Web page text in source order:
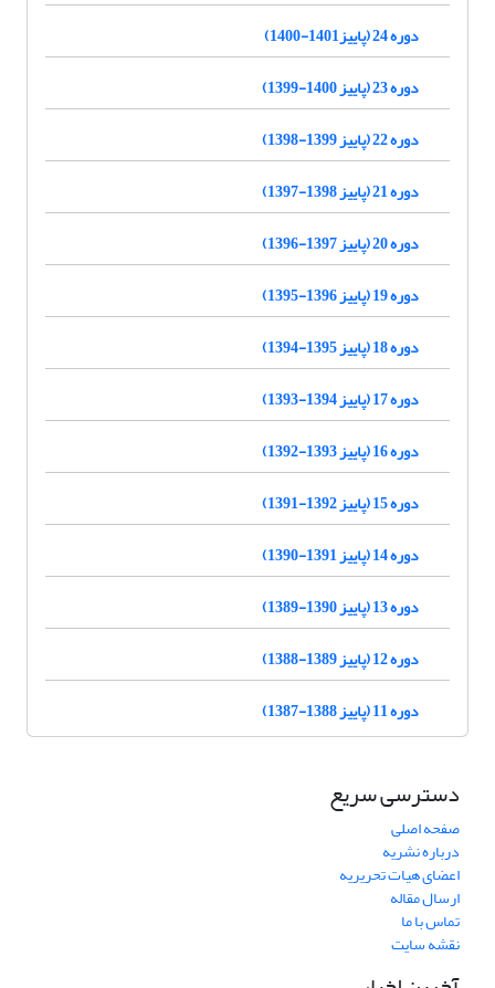
دوره 24 (پاییز1401-1400)
دوره 23 (پاییز 1400-1399)
دوره 22 (پاییز 1399-1398)
دوره 21 (پاییز 1398-1397)
دوره 20 (پاییز 1397-1396)
دوره 19 (پاییز 1396-1395)
دوره 18 (پاییز 1395-1394)
دوره 17 (پاییز 1394-1393)
دوره 16 (پاییز 1393-1392)
دوره 15 (پاییز 1392-1391)
دوره 14 (پاییز 1391-1390)
دوره 13 (پاییز 1390-1389)
دوره 12 (پاییز 1389-1388)
دوره 11 (پاییز 1388-1387)
دسترسی سریع
صفحه اصلی
درباره نشریه
اعضای هیات تحریریه
ارسال مقاله
تماس با ما
نقشه سایت